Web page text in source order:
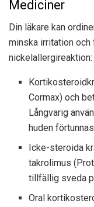
Mediciner
Din läkare kan
minska irritation
nickelallergireaktion:
Cormax) och
Långvarig
huden
Icke-steroida
takrolimus
tillfällig sveda
Oral